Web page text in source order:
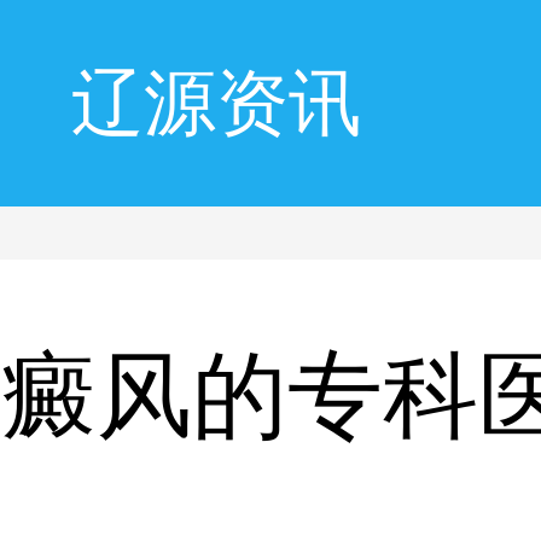
辽源资讯
风的专科